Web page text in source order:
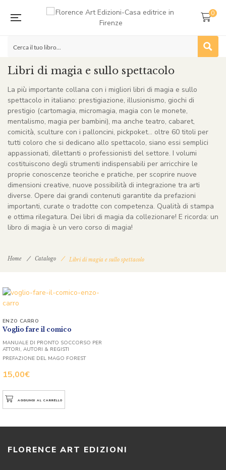
0
Libri di magia e sullo spettacolo
La più importante collana con i migliori libri di magia e sullo
spettacolo in italiano: prestigiazione, illusionismo, giochi di
prestigio (cartomagia, micromagia, magia con le monete,
mentalismo, magia per bambini), ma anche teatro, cabaret,
comicità, sculture con i palloncini, pickpoket… oltre 60 titoli per
tutti coloro che si dedicano allo spettacolo, siano essi semplici
appassionati, dilettanti o professionisti del settore. I volumi
costituiscono degli strumenti indispensabili per arricchire le
proprie conoscenze teoriche e pratiche, per scoprire nuove
dimensioni creative, nuove possibilità di integrazione tra arti
diverse. Opere dai grandi contenuti garantite da prefazioni
importanti, curate o tradotte con competenza. Qualità di stampa
e ottima rilegatura. Dei libri di magia da collezionare! E ricorda: un
libro di magia è un vero corso di magia!
Home Catalogo Libri di magia e sullo spettacolo
Voglio fare il comico
15,00€
ENZO CARRO
MANUALE DI PRONTO SOCCORSO PER
ATTORI, AUTORI & REGISTI
PREFAZIONE DEL MAGO FOREST
AGGIUNGI AL CARRELLO
FLORENCE ART EDIZIONI